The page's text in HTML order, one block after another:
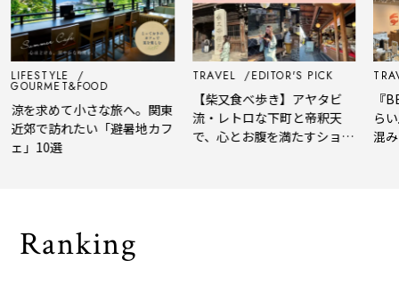
LIFESTYLE
GOURMET&FOOD
涼を求めて小さな旅へ。関東
近郊で訪れたい「避暑地カフ
ェ」10選
TRAVEL EDITOR'S PICK
【柴又食べ歩き】アヤタビ
流・レトロな下町と帝釈天
で、心とお腹を満たすショー
『
ら
混
Ranking